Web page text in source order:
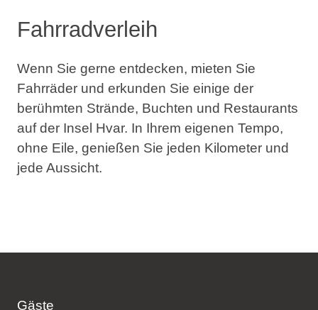
Fahrradverleih
Wenn Sie gerne entdecken, mieten Sie
Fahrräder und erkunden Sie einige der
berühmten Strände, Buchten und Restaurants
auf der Insel Hvar. In Ihrem eigenen Tempo,
ohne Eile, genießen Sie jeden Kilometer und
jede Aussicht.
Gäste